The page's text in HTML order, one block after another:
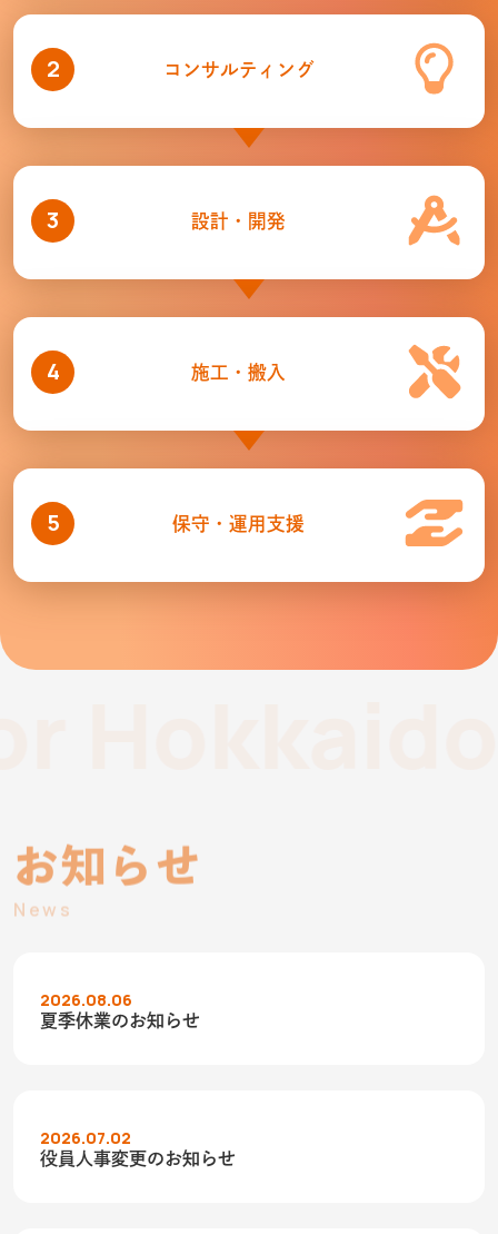
2 コンサルティング
3 設計・開発
4 施工・搬入
5 保守・運用支援
お知らせ
News
2026.08.06
夏季休業のお知らせ
2026.07.02
役員人事変更のお知らせ